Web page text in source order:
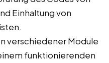
Einhaltung von
verschiedener Module
funktionierenden